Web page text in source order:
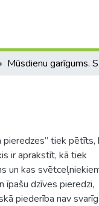
pieredzes” tiek pētīts,
ir aprakstīt, kā tiek
un kas
īpašu dzīves pieredzi,
piederība nav